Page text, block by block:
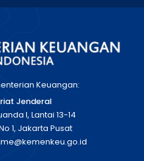
Keuangan:
Jenderal
I, Lantai 13-14
1, Jakarta Pusat